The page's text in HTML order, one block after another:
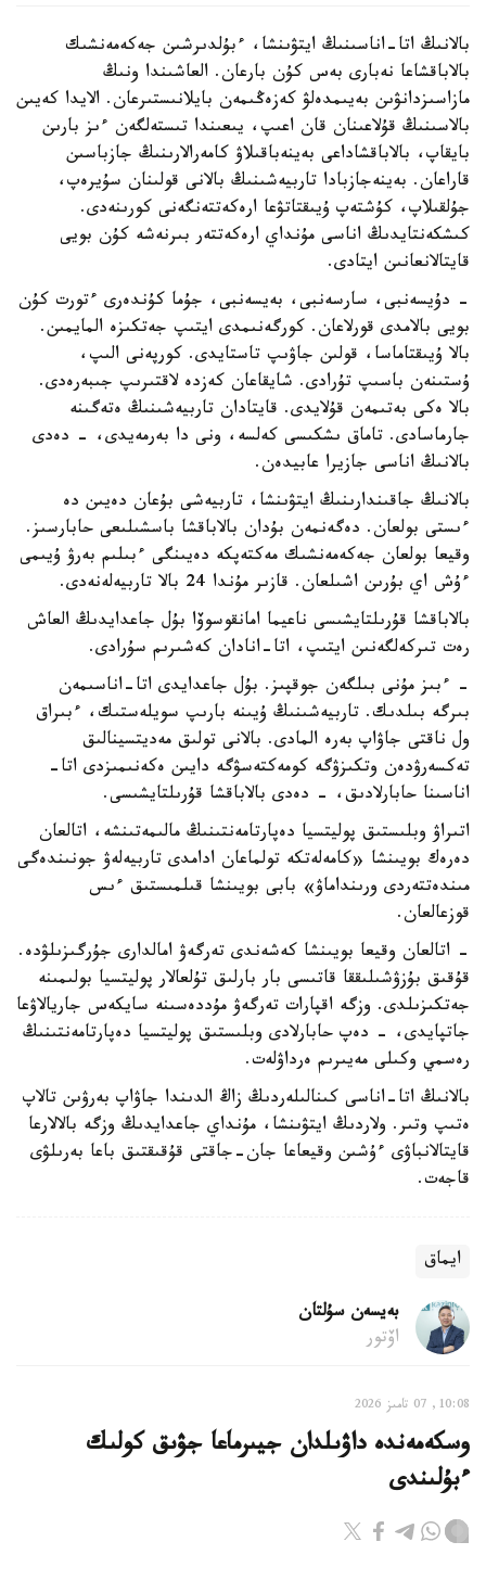
بالانىڭ اتا-اناسىنىڭ ايتۋىنشا، ءبۇلدىرشىن جەكەمەنشىك
بالاباقشاعا نەبارى بەس كۇن بارعان. العاشىندا ونىڭ
مازاسىزدانۋىن بەيىمدەلۋ كەزەڭىمەن بايلانىستىرعان. الايدا كەيىن
بالاسىنىڭ قۇلاعىنان قان اعىپ، يىعىندا تىستەلگەن ءىز بارىن
بايقاپ، بالاباقشاداعى بەينەباقىلاۋ كامەرالارىنىڭ جازباسىن
قاراعان. بەينەجازبادا تاربيەشىنىڭ بالانى قولىنان سۇيرەپ،
جۇلقىلاپ، كۇشتەپ ۇيىقتاتۋعا ارەكەتتەنگەنى كورىنەدى.
كىشكەنتايدىڭ اناسى مۇنداي ارەكەتتەر بىرنەشە كۇن بويى
قايتالانعانىن ايتادى.
- دۇيسەنبى، سارسەنبى، بەيسەنبى، جۇما كۇندەرى ءتورت كۇن
بويى بالامدى قورلاعان. كورگەنىمدى ايتىپ جەتكىزە المايمىن.
بالا ۇيىقتاماسا، قولىن جاۋىپ تاستايدى. كورپەنى الىپ،
ۇستىنەن باسىپ تۇرادى. شايقاعان كەزدە لاقتىرىپ جىبەرەدى.
بالا ەكى بەتىمەن قۇلايدى. قايتادان تاربيەشىنىڭ ەتەگىنە
جارماسادى. تاماق ىشكىسى كەلسە، ونى دا بەرمەيدى، - دەدى
بالانىڭ اناسى جازيرا عابيدەن.
بالانىڭ جاقىندارىنىڭ ايتۋىنشا، تاربيەشى بۇعان دەيىن دە
ءىستى بولعان. دەگەنمەن بۇدان بالاباقشا باسشىلىعى حابارسىز.
وقيعا بولعان جەكەمەنشىك مەكتەپكە دەيىنگى ءبىلىم بەرۋ ۇيىمى
ءۇش اي بۇرىن اشىلعان. قازىر مۇندا 24 بالا تاربيەلەنەدى.
بالاباقشا قۇرىلتايشىسى ناعيما امانقوسوۆا بۇل جاعدايدىڭ العاش
رەت تىركەلگەنىن ايتىپ، اتا-انادان كەشىرىم سۇرادى.
- ءبىز مۇنى بىلگەن جوقپىز. بۇل جاعدايدى اتا-اناسىمەن
بىرگە بىلدىك. تاربيەشىنىڭ ۇيىنە بارىپ سويلەستىك، ءبىراق
ول ناقتى جاۋاپ بەرە المادى. بالانى تولىق مەديتسينالىق
تەكسەرۋدەن وتكىزۋگە كومەكتەسۋگە دايىن ەكەنىمىزدى اتا-
اناسىنا حابارلادىق، - دەدى بالاباقشا قۇرىلتايشىسى.
اتىراۋ وبلىستىق پوليتسيا دەپارتامەنتىنىڭ مالىمەتىنشە، اتالعان
دەرەك بويىنشا «كامەلەتكە تولماعان ادامدى تاربيەلەۋ جونىندەگى
مىندەتتەردى ورىنداماۋ» بابى بويىنشا قىلمىستىق ءىس
قوزعالعان.
- اتالعان وقيعا بويىنشا كەشەندى تەرگەۋ امالدارى جۇرگىزىلۋدە.
قۇقىق بۇزۋشىلىققا قاتىسى بار بارلىق تۇلعالار پوليتسيا بولىمىنە
جەتكىزىلدى. وزگە اقپارات تەرگەۋ مۇددەسىنە سايكەس جاريالاۋعا
جاتپايدى، - دەپ حابارلادى وبلىستىق پوليتسيا دەپارتامەنتىنىڭ
رەسمي وكىلى مەيىرىم ەرداۋلەت.
بالانىڭ اتا-اناسى كىنالىلەردىڭ زاڭ الدىندا جاۋاپ بەرۋىن تالاپ
ەتىپ وتىر. ولاردىڭ ايتۋىنشا، مۇنداي جاعدايدىڭ وزگە بالالارعا
قايتالانباۋى ءۇشىن وقيعاعا جان-جاقتى قۇقىقتىق باعا بەرىلۋى
قاجەت.
ايماق
بەيسەن سۇلتان
اۆتور
10:08, 07 تامىز 2026
وسكەمەندە داۋىلدان جيىرماعا جۋىق كولىك
ءبۇلىندى